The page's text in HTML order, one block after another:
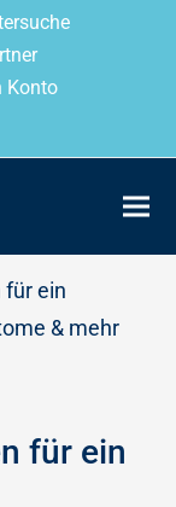
Konto
für ein
& mehr
für ein